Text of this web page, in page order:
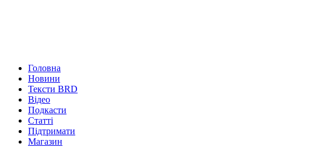
Головна
Новини
Тексти BRD
Відео
Подкасти
Статті
Підтримати
Магазин